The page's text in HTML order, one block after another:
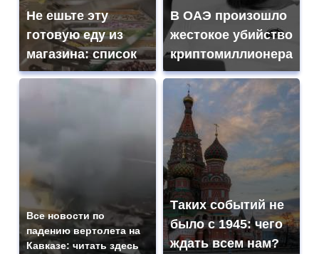
Не ешьте эту
готовую еду из
магазина: список
В ОАЭ произошло
жестокое убийство
криптомиллионера
Все новости по
падению вертолета на
Кавказе: читать здесь
Таких событий не
было с 1945: чего
ждать всем нам?